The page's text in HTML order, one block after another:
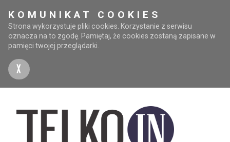
KOMUNIKAT COOKIES
Strona wykorzystuje pliki cookies. Korzystanie z serwisu
oznacza na to zgodę. Pamiętaj, że cookies zostaną zapisane w
pamięci twojej przeglądarki.
X